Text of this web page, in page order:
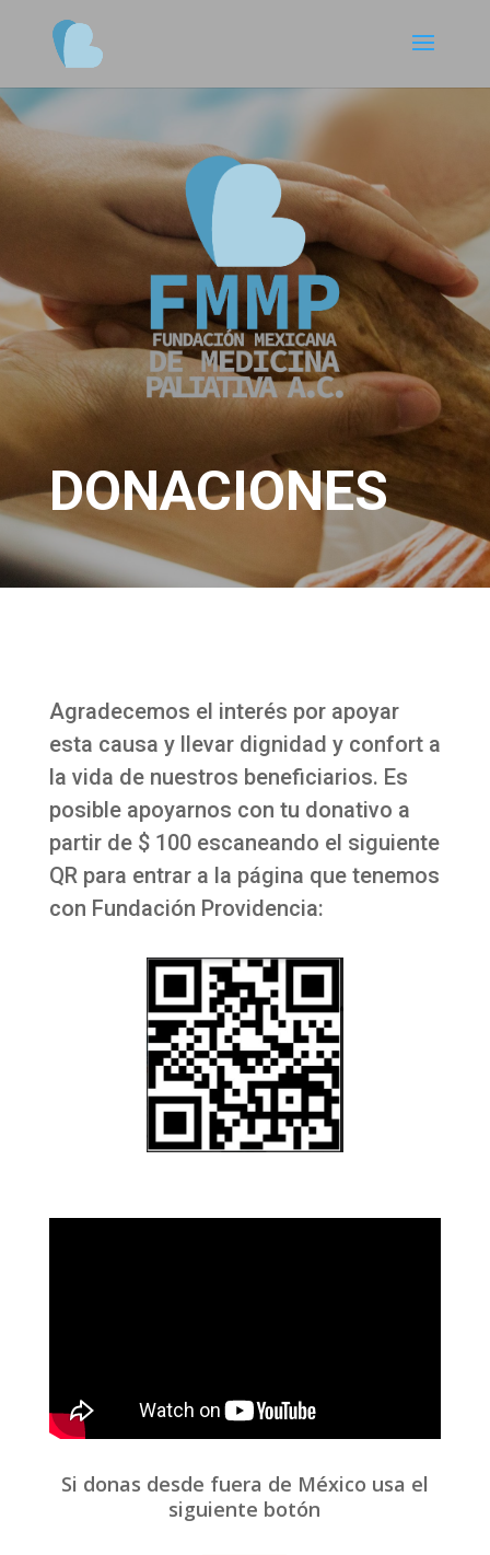
DONACIONES
Agradecemos el interés por apoyar
esta causa y llevar dignidad y confort a
la vida de nuestros beneficiarios. Es
posible apoyarnos con tu donativo a
partir de $ 100 escaneando el siguiente
QR para entrar a la página que tenemos
con Fundación Providencia:
Si donas desde fuera de México usa el
siguiente botón